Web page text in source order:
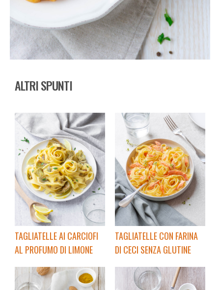
ALTRI SPUNTI
TAGLIATELLE AI CARCIOFI
AL PROFUMO DI LIMONE
TAGLIATELLE CON FARINA
DI CECI SENZA GLUTINE